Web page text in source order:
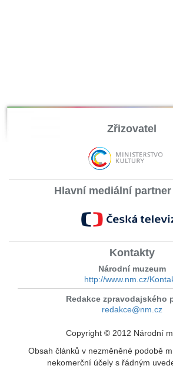
Zřizovatel
Hlavní mediální
Kontakty
Národní muzeum
http://www.nm.cz/
Redakce zpravodajského
redakce@nm.cz
Copyright © 2012 Národní
Obsah článků v nezměněné podobě
nekomerční účely s řádným